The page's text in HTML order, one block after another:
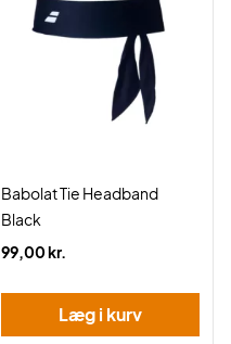
Babolat Tie Headband
Black
99,00 kr.
Læg i kurv